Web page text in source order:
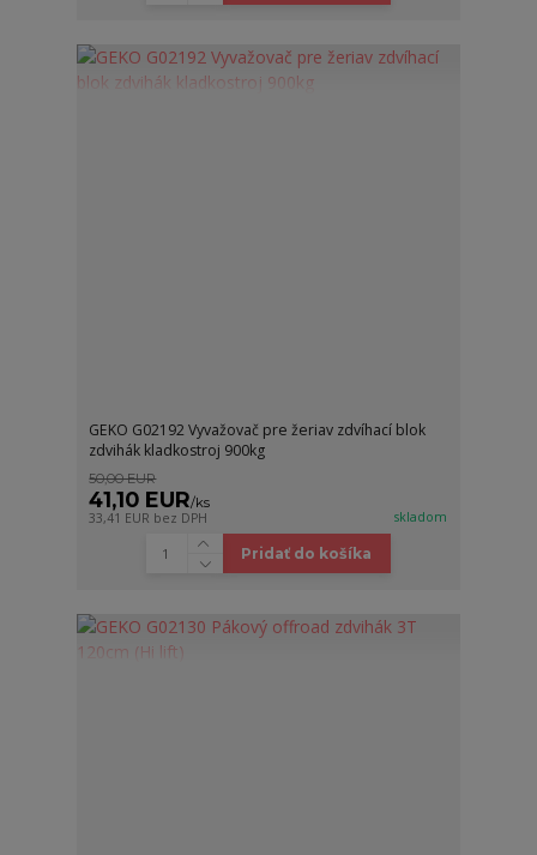
GEKO G02192 Vyvažovač pre žeriav zdvíhací blok
zdvihák kladkostroj 900kg
50,00 EUR
41,10 EUR/ks
33,41 EUR bez DPH skladom
Pridať do košíka